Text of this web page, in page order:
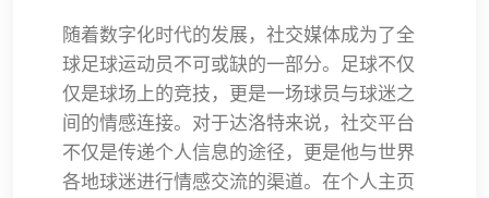
随着数字化时代的发展，社交媒体成为了全
球足球运动员不可或缺的一部分。足球不仅
仅是球场上的竞技，更是一场球员与球迷之
间的情感连接。对于达洛特来说，社交平台
不仅是传递个人信息的途径，更是他与世界
各地球迷进行情感交流的渠道。在个人主页